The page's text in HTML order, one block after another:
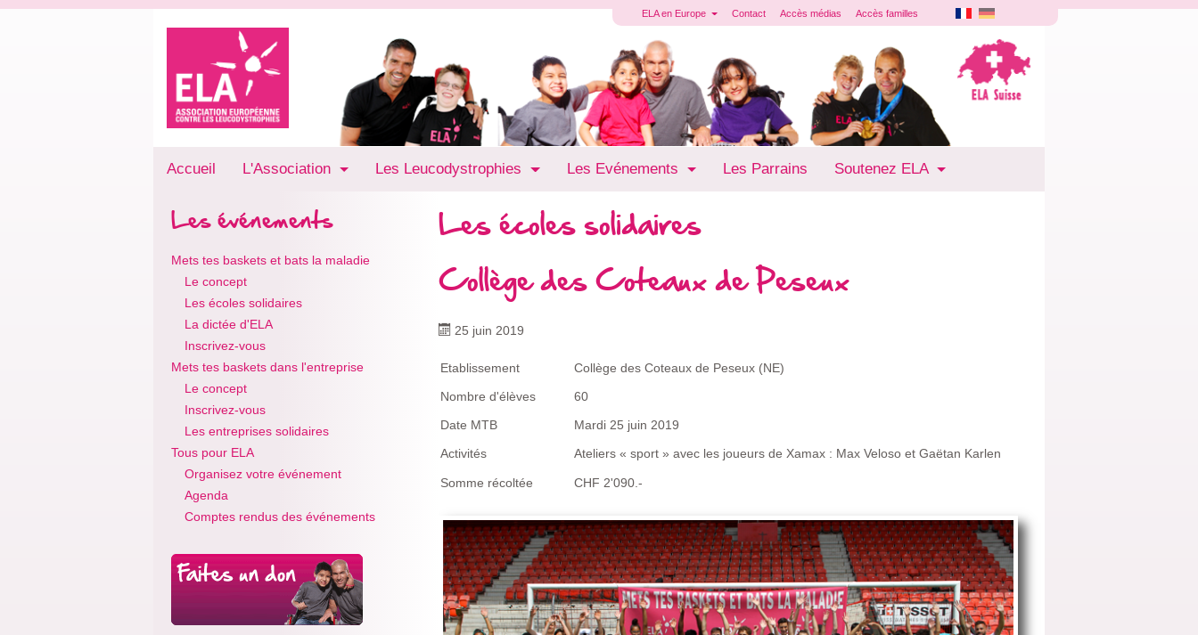
ELA en Europe Contact Accès médias Accès familles
Accueil L'Association Les Leucodystrophies Les Evénements Les Parrains Soutenez ELA
Les événements
Mets tes baskets et bats la maladie
Le concept
Les écoles solidaires
La dictée d'ELA
Inscrivez-vous
Mets tes baskets dans l'entreprise
Le concept
Inscrivez-vous
Les entreprises solidaires
Tous pour ELA
Organisez votre événement
Agenda
Comptes rendus des événements
Les écoles solidaires
Collège des Coteaux de Peseux
25 juin 2019
Etablissement
Collège des Coteaux de Peseux (NE)
Nombre d'élèves
60
Date MTB
Mardi 25 juin 2019
Activités
Ateliers « sport » avec les joueurs de Xamax : Max Veloso et Gaëtan Karlen
Somme récoltée CHF 2'090.-